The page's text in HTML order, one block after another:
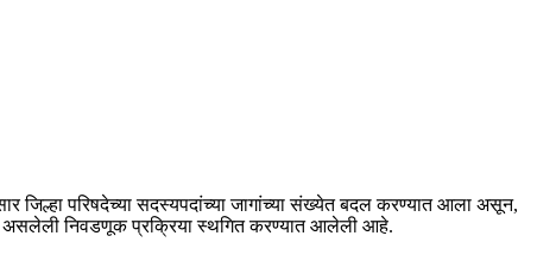
जिल्हा परिषदेच्या सदस्यपदांच्या जागांच्या संख्येत बदल करण्यात आला असून,
असलेली निवडणूक प्रक्रिया स्थगित करण्यात आलेली आहे.